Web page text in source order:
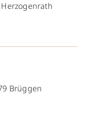
Herzogenrath
Brüggen